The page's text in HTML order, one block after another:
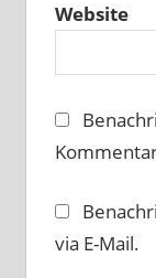
Website
via E-Mail.